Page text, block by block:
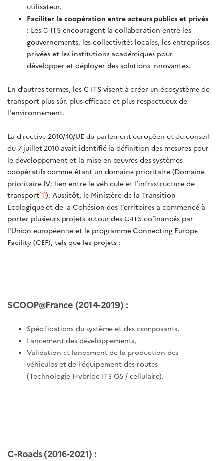
utilisateur.
Faciliter la coopération entre acteurs publics et privés
: Les C-ITS encouragent la collaboration entre les
gouvernements, les collectivités locales, les entreprises
privées et les institutions académiques pour
développer et déployer des solutions innovantes.
En d’autres termes, les C-ITS visent à créer un écosystème de
transport plus sûr, plus efficace et plus respectueux de
l'environnement.
La directive 2010/40/UE du parlement européen et du conseil
du 7 juillet 2010 avait identifié la définition des mesures pour
le développement et la mise en œuvres des systèmes
coopératifs comme étant un domaine prioritaire (Domaine
prioritaire IV: lien entre le véhicule et l’infrastructure de
transport[1]). Aussitôt, le Ministère de la Transition
Écologique et de la Cohésion des Territoires a commencé à
porter plusieurs projets autour des C-ITS cofinancés par
l'Union européenne et le programme Connecting Europe
Facility (CEF), tels que les projets :
SCOOP@France (2014-2019) :
Spécifications du système et des composants,
Lancement des développements,
Validation et lancement de la production des
véhicules et de l’équipement des routes
(Technologie Hybride ITS-G5 / cellulaire).
C-Roads (2016-2021) :